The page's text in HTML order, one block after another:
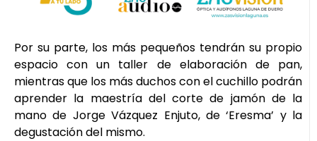
Por su parte, los más pequeños tendrán su propio
espacio con un taller de elaboración de pan,
mientras que los más duchos con el cuchillo podrán
aprender la maestría del corte de jamón de la
mano de Jorge Vázquez Enjuto, de ‘Eresma’ y la
degustación del mismo.